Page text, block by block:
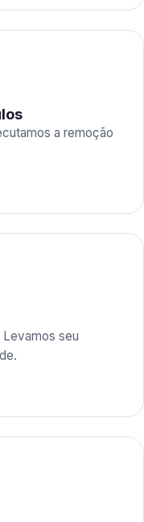
a remoção
seu